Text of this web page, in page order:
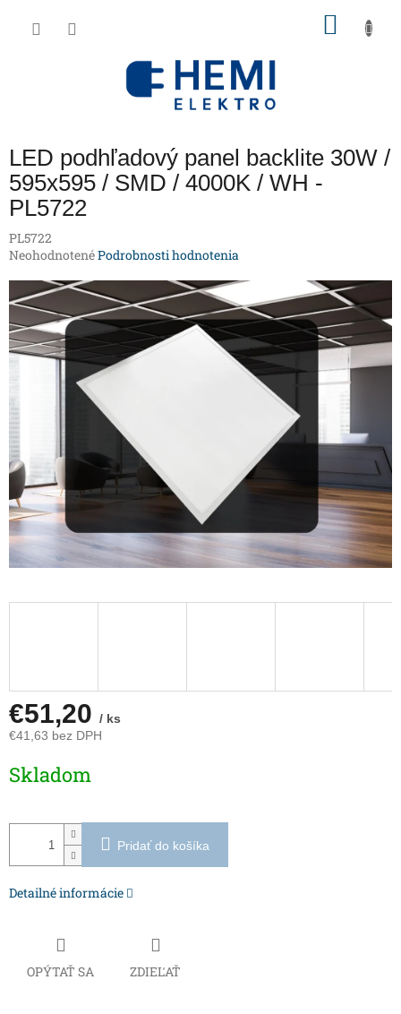
LED podhľadový panel backlite 30W /
595x595 / SMD / 4000K / WH -
PL5722
PL5722
Priemerné
produktu
je
0,0
z
5
NeohodnotenéPodrobnosti hodnotenia
€51,20 / ks
€41,63 bez DPH
cena:
Skladom
Pridať do košíka
Detailné informácie
OPÝTAŤ SA ZDIEĽAŤ